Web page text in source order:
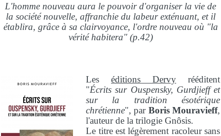
L'homme nouveau aura le pouvoir d'organiser la vie de
la société nouvelle, affranchie du labeur exténuant, et il
établira, grâce à sa clairvoyance, l'ordre nouveau où "la
vérité habitera" (p.42)
Leséditions Dervy rééditent
"Écrits sur Ouspensky, Gurdjieff et
sur la tradition ésotérique
chrétienne", par Boris Mouravieff,
l'auteur de la trilogie Gnôsis.
Le titre est légèrement racoleur sans